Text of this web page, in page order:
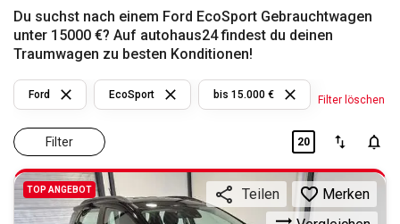
Frankfurt Wuppertal
Du suchst nach einem Ford EcoSport Gebrauchtwagen
unter 15000 €? Auf autohaus24 findest du deinen
Traumwagen zu besten Konditionen!
Filter
Ford EcoSport bis 15.000 € Filter löschen
20
TOP ANGEBOT Teilen Merken